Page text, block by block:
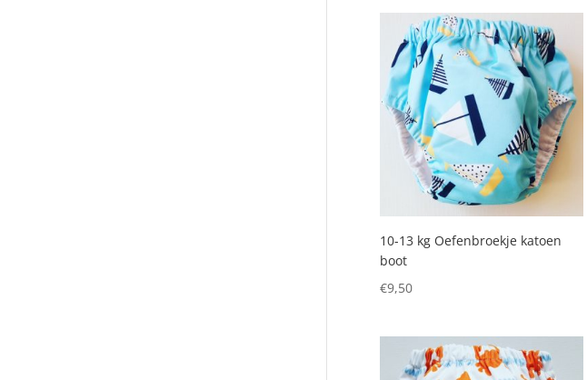
10-13 kg Oefenbroekje katoen
boot
€9,50